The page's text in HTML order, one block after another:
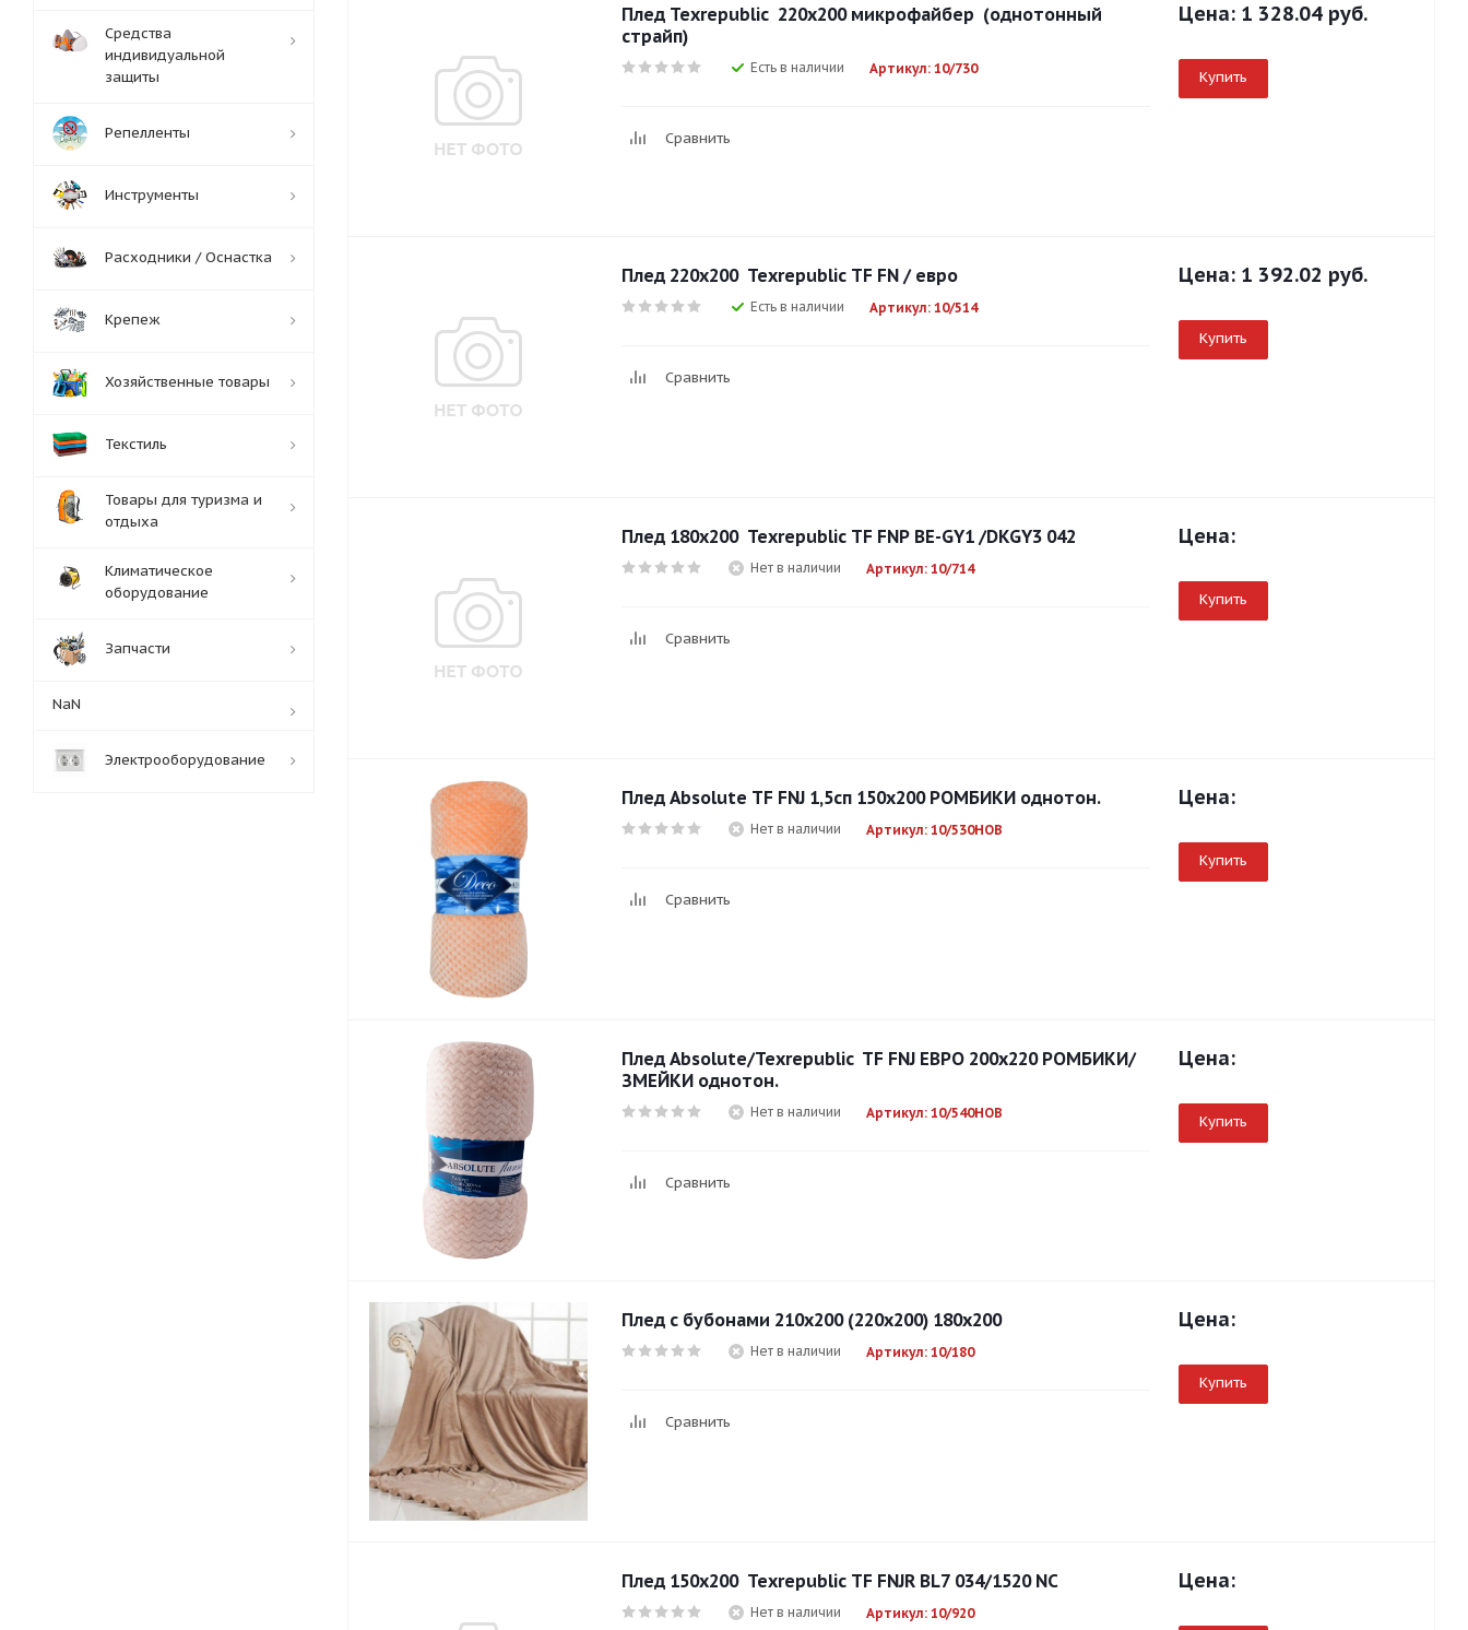
Плед Texrepublic 220х200 микрофайбер (однотонный
страйп)
Есть в наличии Артикул: 10/730
Сравнить
Цена: 1 328.04 руб.
Купить
Плед 220х200 Texrepublic TF FN / евро
Есть в наличии Артикул: 10/514
Сравнить
Цена: 1 392.02 руб.
Купить
Плед 180х200 Texrepublic TF FNP BE-GY1 /DKGY3 042
Нет в наличии Артикул: 10/714
Сравнить
Цена:
Купить
Плед Absolute TF FNJ 1,5сп 150х200 РОМБИКИ однотон.
Нет в наличии Артикул: 10/530НОВ
Сравнить
Цена:
Купить
Плед Absolute/Texrepublic TF FNJ ЕВРО 200х220 РОМБИКИ/
ЗМЕЙКИ однотон.
Нет в наличии Артикул: 10/540НОВ
Сравнить
Цена:
Купить
Плед с бубонами 210х200 (220х200) 180х200
Нет в наличии Артикул: 10/180
Сравнить
Цена:
Купить
Плед 150х200 Texrepublic TF FNJR BL7 034/1520 NC
Нет в наличии Артикул: 10/920
Цена:
Средства
индивидуальной
защиты
Репелленты
Инструменты
Расходники / Оснастка
Крепеж
Хозяйственные товары
Текстиль
Товары для туризма и
отдыха
Климатическое
оборудование
Запчасти
NaN
Электрооборудование